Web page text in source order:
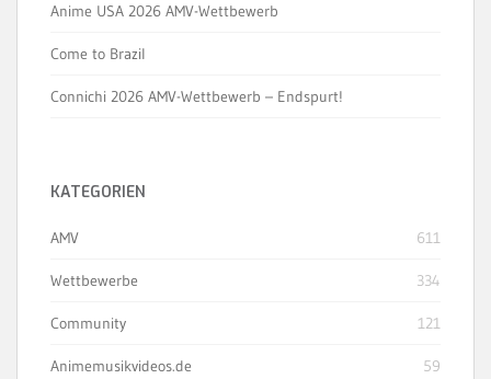
Anime USA 2026 AMV-Wettbewerb
Come to Brazil
Connichi 2026 AMV-Wettbewerb – Endspurt!
KATEGORIEN
AMV 611
Wettbewerbe 334
Community 121
Animemusikvideos.de 59